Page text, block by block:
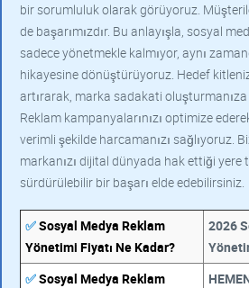
bir sorumluluk olarak görüyoruz.
de başarımızdır. Bu anlayışla, sosyal
sadece yönetmekle kalmıyor, aynı
hikayesine dönüştürüyoruz. Hedef
artırarak, marka sadakati oluşturmanıza
Reklam kampanyalarınızı optimize
verimli şekilde harcamanızı sağlıyoruz.
markanızı dijital dünyada hak ettiği yere
sürdürülebilir bir başarı elde edebilirsiniz.
✅Sosyal Medya Reklam
Yönetimi Fiyatı Ne Kadar?
2026
✅Sosyal Medya Reklam